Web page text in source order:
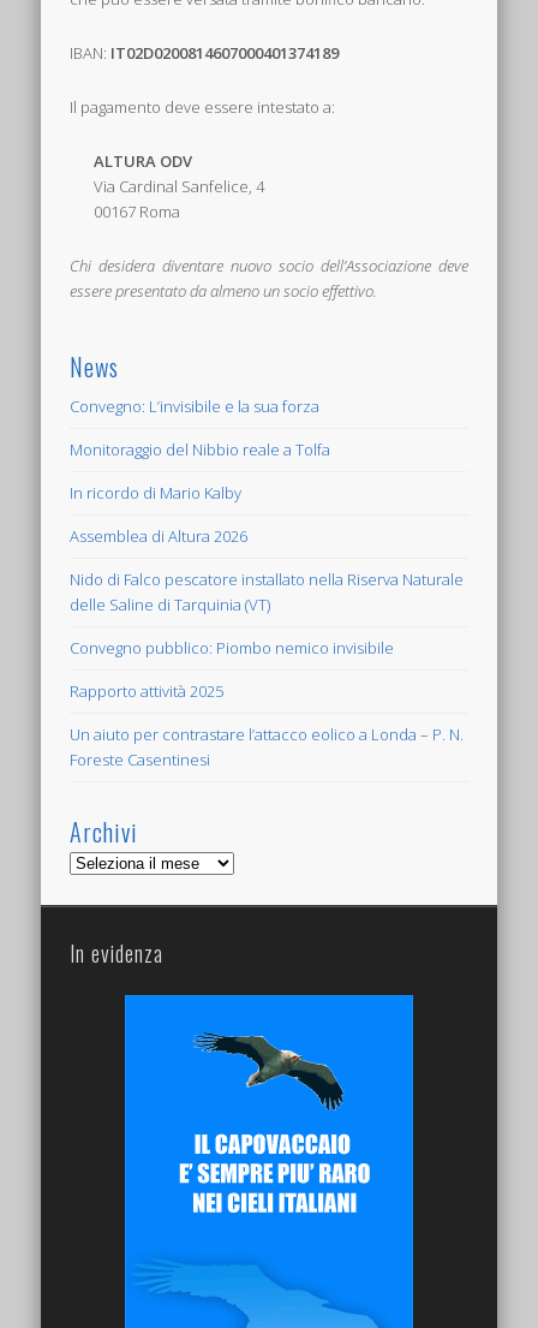
IBAN: IT02D0200814607000401374189
Il pagamento deve essere intestato a:
ALTURA ODV
Via Cardinal Sanfelice, 4
00167 Roma
Chi desidera diventare nuovo socio dell’Associazione deve
essere presentato da almeno un socio effettivo.
News
Convegno: L’invisibile e la sua forza
Monitoraggio del Nibbio reale a Tolfa
In ricordo di Mario Kalby
Assemblea di Altura 2026
Nido di Falco pescatore installato nella Riserva Naturale
delle Saline di Tarquinia (VT)
Convegno pubblico: Piombo nemico invisibile
Rapporto attività 2025
Un aiuto per contrastare l’attacco eolico a Londa – P. N.
Foreste Casentinesi
Archivi
Archivi
In evidenza